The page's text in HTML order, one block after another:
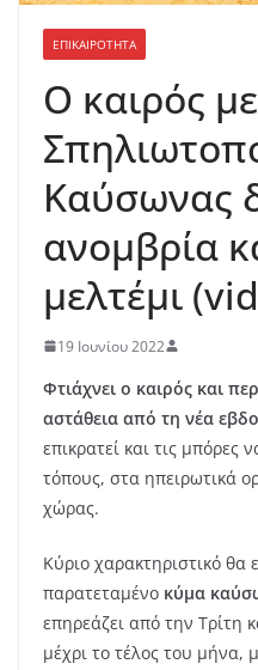
ΕΠΙΚΑΙΡΟΤΗΤΑ
Ο καιρός
Καύσωνας
ανομβρία
μελτέμι
19 Ιουνίου 2022
Φτιάχνει ο καιρός και
αστάθεια από τη νέα
επικρατεί και τις μπόρες
τόπους, στα ηπειρωτικά
χώρας.
Κύριο χαρακτηριστικό θα
παρατεταμένο κύμα
επηρεάζει από την Τρίτη
μέχρι το τέλος του μήνα,